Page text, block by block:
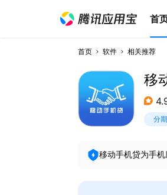
首
首页 软件 相关推荐
移
分
移动手机贷为手